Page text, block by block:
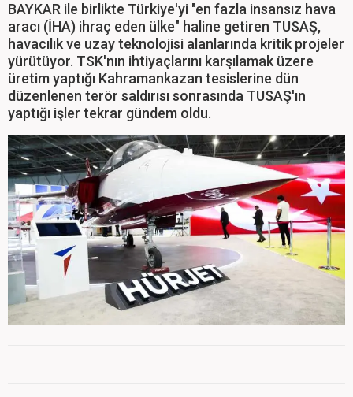
BAYKAR ile birlikte Türkiye'yi "en fazla insansız hava
aracı (İHA) ihraç eden ülke" haline getiren TUSAŞ,
havacılık ve uzay teknolojisi alanlarında kritik projeler
yürütüyor. TSK'nın ihtiyaçlarını karşılamak üzere
üretim yaptığı Kahramankazan tesislerine dün
düzenlenen terör saldırısı sonrasında TUSAŞ'ın
yaptığı işler tekrar gündem oldu.